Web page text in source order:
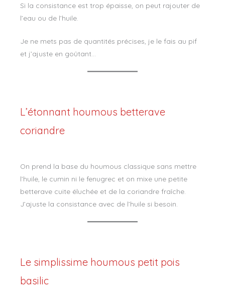
Si la consistance est trop épaisse, on peut rajouter de
l’eau ou de l’huile.
Je ne mets pas de quantités précises, je le fais au pif
et j’ajuste en goûtant…
L’étonnant houmous betterave
coriandre
On prend la base du houmous classique sans mettre
l’huile, le cumin ni le fenugrec et on mixe une petite
betterave cuite éluchée et de la coriandre fraîche.
J’ajuste la consistance avec de l’huile si besoin.
Le simplissime houmous petit pois
basilic